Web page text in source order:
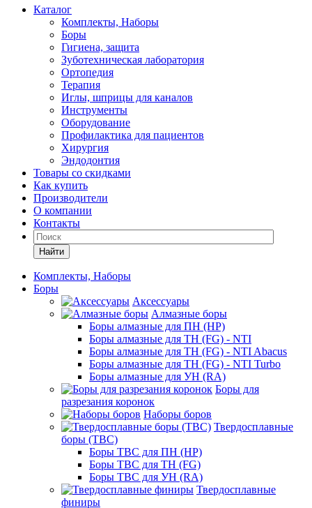
Каталог
Комплекты, Наборы
Боры
Гигиена, защита
Зуботехническая лаборатория
Ортопедия
Терапия
Иглы, шприцы для каналов
Инструменты
Оборудование
Профилактика для пациентов
Хирургия
Эндодонтия
Товары со скидками
Как купить
Производители
О компании
Контакты
Найти
Комплекты, Наборы
Боры
Аксессуары
Алмазные боры
Боры алмазные для ПН (HP)
Боры алмазные для ТН (FG) - NTI
Боры алмазные для ТН (FG) - NTI Abacus
Боры алмазные для ТН (FG) - NTI Turbo
Боры алмазные для УН (RA)
Боры для
разрезания коронок
Наборы боров
Твердосплавные
боры (ТВС)
Боры ТВС для ПН (HP)
Боры ТВС для ТН (FG)
Боры ТВС для УН (RA)
Твердосплавные
финиры